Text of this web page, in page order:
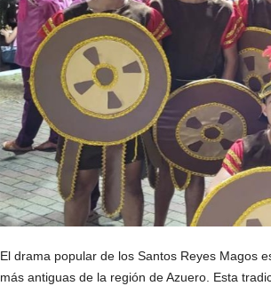
El drama popular de los Santos Reyes Magos
más antiguas de la región de Azuero. Esta